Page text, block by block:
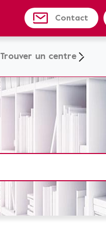
Contact
Trouver un centre